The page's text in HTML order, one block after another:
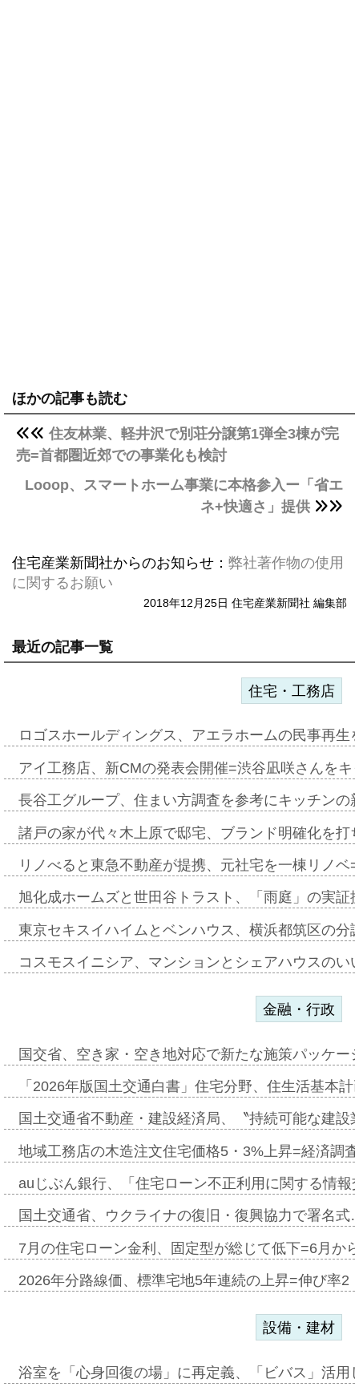
ほかの記事も読む
住友林業、軽井沢で別荘分譲第1弾全3棟が完
売=首都圏近郊での事業化も検討
Looop、スマートホーム事業に本格参入ー「省エ
ネ+快適さ」提供
住宅産業新聞社からのお知らせ： 弊社著作物の使用
に関するお願い
2018年12月25日 住宅産業新聞社 編集部
最近の記事一覧
住宅・工務店
ロゴスホールディングス、アエラホームの民事再
アイ工務店、新CMの発表会開催=渋谷凪咲さんを
長谷工グループ、住まい方調査を参考にキッチン
諸戸の家が代々木上原で邸宅、ブランド明確化を
リノべると東急不動産が提携、元社宅を一棟リノ
旭化成ホームズと世田谷トラスト、「雨庭」の実
東京セキスイハイムとベンハウス、横浜都筑区の
コスモスイニシア、マンションとシェアハウスの
金融・行政
国交省、空き家・空き地対応で新たな施策パッケ
「2026年版国土交通白書」住宅分野、住生活基本
国土交通省不動産・建設経済局、〝持続可能な建
地域工務店の木造注文住宅価格5・3%上昇=経済調
auじぶん銀行、「住宅ローン不正利用に関する情
国土交通省、ウクライナの復旧・復興協力で署名
7月の住宅ローン金利、固定型が総じて低下=6月か
2026年分路線価、標準宅地5年連続の上昇=伸び率
設備・建材
浴室を「心身回復の場」に再定義、「ビバス」活